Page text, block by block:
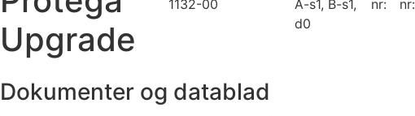
Upgrade
1132-00
A-s1, B-s1,
d0
nr:
nr:
Dokumenter og datablad